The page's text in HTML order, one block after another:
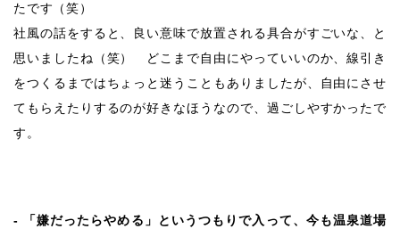
たです（笑）
社風の話をすると、良い意味で放置される具合がすごいな、と
思いましたね（笑） どこまで自由にやっていいのか、線引き
をつくるまではちょっと迷うこともありましたが、自由にさせ
てもらえたりするのが好きなほうなので、過ごしやすかったで
す。
‐ 「嫌だったらやめる」というつもりで入って、今も温泉道場